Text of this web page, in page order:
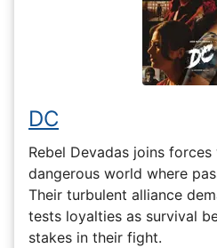
DC
Rebel Devadas joins
dangerous world where
Their turbulent alliance
tests loyalties as survival
stakes in their fight.